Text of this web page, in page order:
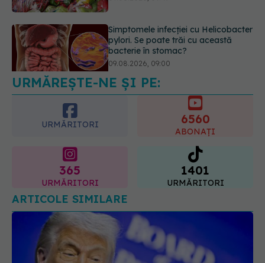
Simptomele infecției cu Helicobacter
pylori. Se poate trăi cu această
bacterie în stomac?
09.08.2026, 09:00
URMĂREȘTE-NE ȘI PE:
URMĂRITORI 6560
ABONAȚI
365
URMĂRITORI
1401
URMĂRITORI
ARTICOLE SIMILARE